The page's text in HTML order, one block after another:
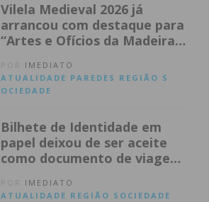
Vilela Medieval 2026 já
arrancou com destaque para
“Artes e Ofícios da Madeira”
IMEDIATO
ATUALIDADE PAREDES REGIÃO S
OCIEDADE
Bilhete de Identidade em
papel deixou de ser aceite
como documento de viagem
IMEDIATO
ATUALIDADE REGIÃO SOCIEDADE